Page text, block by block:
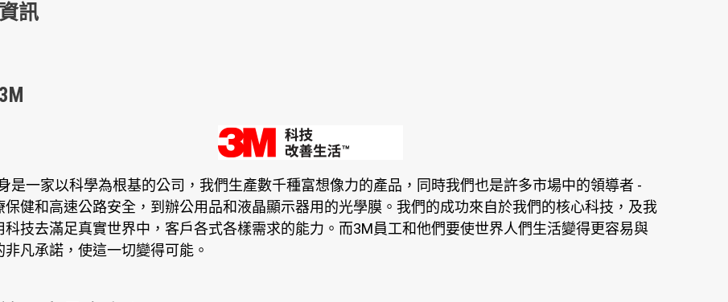
訊
是一家以科學為根基的公司，我們生產數千種富想像力的產品，同時我們也是許多市場中的領導者 -
保健和高速公路安全，到辦公用品和液晶顯示器用的光學膜。我們的成功來自於我們的核心科技，及我
科技去滿足真實世界中，客戶各式各樣需求的能力。而3M員工和他們要使世界人們生活變得更容易與
非凡承諾，使這一切變得可能。